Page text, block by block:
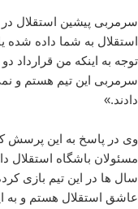
سرمربی پیشین استقلال در
استقلال به شما داده شده
توجه به اینکه من قرارداد
سرمربی این تیم هستم و
دادند.»
وی در پاسخ به این پرسش
مسئولان باشگاه استقلال
سال ها در این تیم بازی
عاشق استقلال هستم و به